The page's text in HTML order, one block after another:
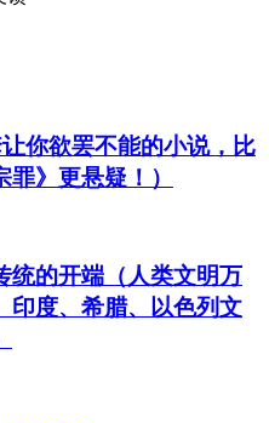
你欲罢不能的小说，比
罪》更悬疑！）
统的开端（人类文明万
印度、希腊、以色列文